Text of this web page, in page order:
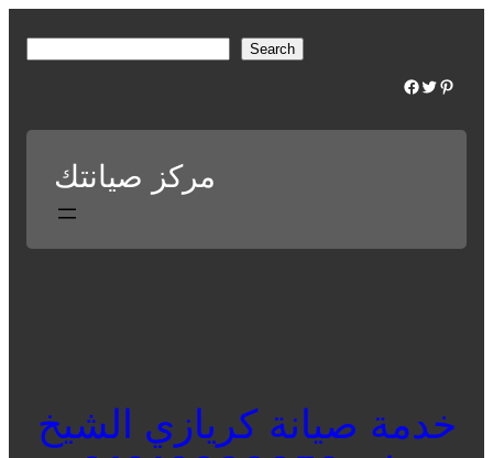
r
Search
Facebook Twitter Pinterest
مركز صيانتك
خدمة صيانة كريازي الشيخ